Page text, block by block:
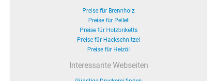
Preise für Brennholz
Preise für Pellet
Preise für Holzbriketts
Preise für Hackschnitzel
Preise für Heizöl
Interessante Webseiten